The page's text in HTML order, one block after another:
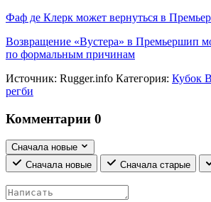
Фаф де Клерк может вернуться в
Возвращение «Вустера» в Премьершип
по формальным причинам
Источник: Rugger.info Категория: Кубок
регби
Комментарии 0
Сначала новые
Сначала новые
Сначала старые